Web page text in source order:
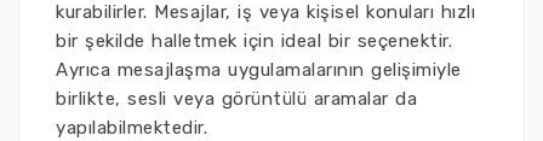
kurabilirler. Mesajlar, iş veya kişisel konuları hızlı
bir şekilde halletmek için ideal bir seçenektir.
Ayrıca mesajlaşma uygulamalarının gelişimiyle
birlikte, sesli veya görüntülü aramalar da
yapılabilmektedir.